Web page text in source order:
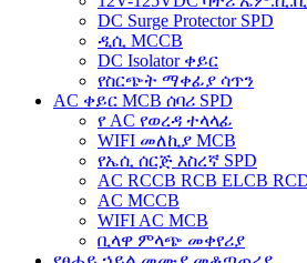
DC Surge Protector SPD
ዲሲ MCCB
DC Isolator ቀይር
የስርጭት ማቀፊያ ሳጥን
AC ቀይር MCB ሰባሪ SPD
የ AC የወረዳ ተላላፊ
WIFI መለኪያ MCB
የኤሲ ሰርጅ እስረኛ SPD
AC RCCB RCB ELCB
AC MCCB
WIFI AC MCB
ቢላዋ ምላጭ መቀየሪያ